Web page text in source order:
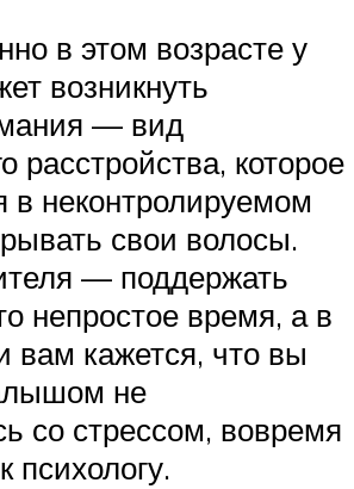
в этом возрасте у
возникнуть
— вид
расстройства, которое
в неконтролируемом
свои волосы.
— поддержать
непростое время, а в
вам кажется, что вы
не
со стрессом, вовремя
психологу.